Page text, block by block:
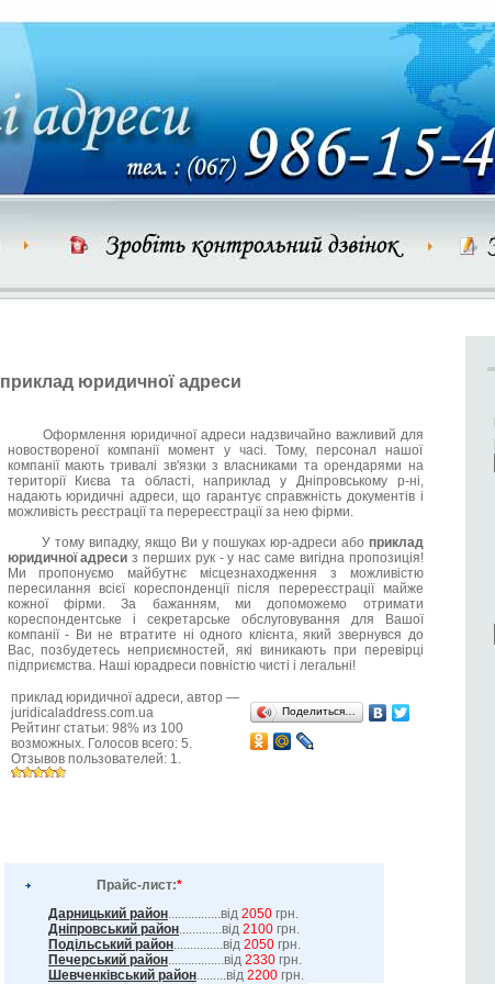
приклад юридичної адреси
Оформлення юридичної адреси надзвичайно важливий для
новоствореної компанії момент у часі. Тому, персонал нашої
компанії мають тривалі зв'язки з власниками та орендарями на
території Києва та області, наприклад у Дніпровському р-ні,
надають юридичні адреси, що гарантує справжність документів і
можливість реєстрації та перереєстрації за нею фірми.
У тому випадку, якщо Ви у пошуках юр-адреси або приклад
юридичної адреси з перших рук - у нас саме вигідна пропозиція!
Ми пропонуємо майбутнє місцезнаходження з можливістю
пересилання всієї кореспонденції після перереєстрації майже
кожної фірми. За бажанням, ми допоможемо отримати
кореспондентське і секретарське обслуговування для Вашої
компанії - Ви не втратите ні одного клієнта, який звернувся до
Вас, позбудетесь неприємностей, які виникають при перевірці
підприємства. Наші юрадреси повністю чисті і легальні!
приклад юридичної адреси, автор —
juridicaladdress.com.ua
Рейтинг статьи: 98% из 100
возможных. Голосов всего: 5.
Отзывов пользователей: 1.
Поделиться…
Прайс-лист:*
Дарницький район................від 2050 грн.
Дніпровський район.............від 2100 грн.
Подільський район...............від 2050 грн.
Печерський район.................від 2330 грн.
Шевченківський район.........від 2200 грн.